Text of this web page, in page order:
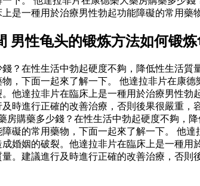
是一種用於治療男性勃起功能障礙的常用藥
男性龟头的锻炼方法如何锻
？在性生活中勃起硬度不夠，降低性生活
，下面一起來了解一下。 他達拉非片在康
他達拉非片在臨床上是一種用於治療男性
時進行正確的改善治療，否則後果很嚴重
房購藥多少錢？在性生活中勃起硬度不夠，
礙的常用藥物，下面一起來了解一下。 他
婚姻的破裂。他達拉非片在臨床上是一種
。建議進行及時進行正確的改善治療，否